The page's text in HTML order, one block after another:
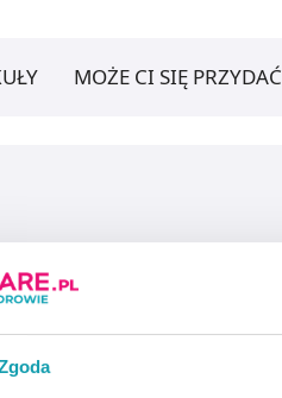
MOŻE CI SIĘ PRZYDAĆ